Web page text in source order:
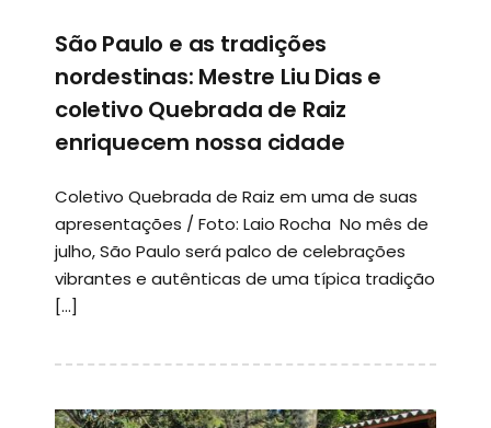
São Paulo e as tradições
nordestinas: Mestre Liu Dias e
coletivo Quebrada de Raiz
enriquecem nossa cidade
Coletivo Quebrada de Raiz em uma de suas
apresentações / Foto: Laio Rocha No mês de
julho, São Paulo será palco de celebrações
vibrantes e autênticas de uma típica tradição
[…]